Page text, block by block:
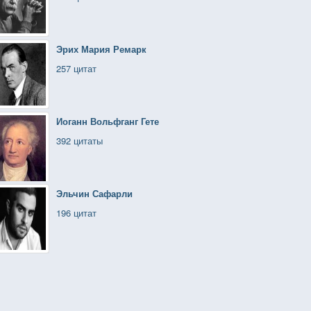
Эрих Мария Ремарк
257 цитат
Иоганн Вольфганг Гете
392 цитаты
Эльчин Сафарли
196 цитат